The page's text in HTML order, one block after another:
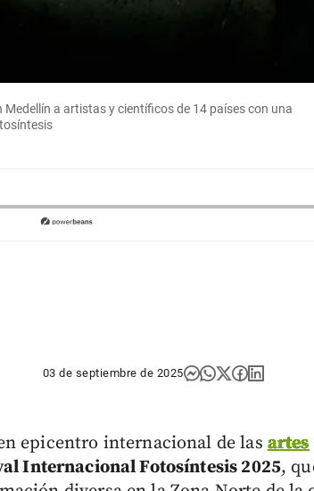
a artistas y científicos de 14 países con una
03 de septiembre de 2025
epicentro internacional de lasartes
Internacional Fotosíntesis 2025,